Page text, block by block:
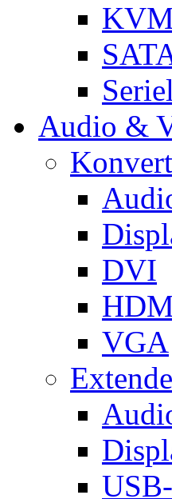
Audio &
DVI
VGA